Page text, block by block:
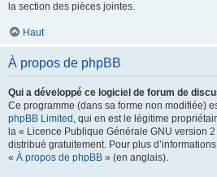
la section des pièces jointes.
Haut
À propos de phpBB
Qui a développé ce logiciel de forum de
Ce programme (dans sa forme non modifiée)
phpBB Limited , qui en est le légitime
la « Licence Publique Générale GNU version
distribué gratuitement. Pour plus
« À propos de phpBB » (en anglais).